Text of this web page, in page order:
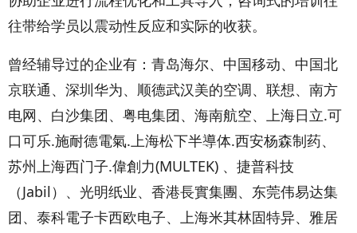
往带给学员以震动性反应和实际的收获。
曾经辅导过的企业有：青岛海尔、中国移动、中国北
京联通、深圳华为、顺德武汉美的空调、联想、南方
电网、白沙集团、粤电集团、海南航空、上海日立.可
口可乐.施耐德電氣.上海松下半導体.西安杨森制药、
苏州上海西门子.偉創力(MULTEK) 、捷普科技
（Jabil）、光明纸业、香港長實集團、东莞伟易达集
团、泰科電子卡西欧电子、上海米其林固特异、雅居